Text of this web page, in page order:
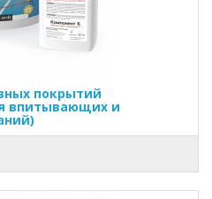
покрытий
впитывающих и